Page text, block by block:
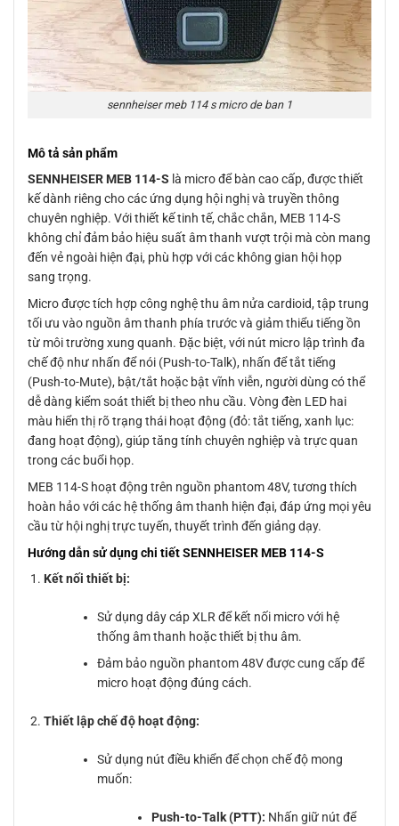
sennheiser meb 114 s micro de ban 1
Mô tả sản phẩm
SENNHEISER MEB 114-S là micro để bàn cao cấp, được thiết
kế dành riêng cho các ứng dụng hội nghị và truyền thông
chuyên nghiệp. Với thiết kế tinh tế, chắc chắn, MEB 114-S
không chỉ đảm bảo hiệu suất âm thanh vượt trội mà còn mang
đến vẻ ngoài hiện đại, phù hợp với các không gian hội họp
sang trọng.
Micro được tích hợp công nghệ thu âm nửa cardioid, tập trung
tối ưu vào nguồn âm thanh phía trước và giảm thiểu tiếng ồn
từ môi trường xung quanh. Đặc biệt, với nút micro lập trình đa
chế độ như nhấn để nói (Push-to-Talk), nhấn để tắt tiếng
(Push-to-Mute), bật/tắt hoặc bật vĩnh viễn, người dùng có thể
dễ dàng kiểm soát thiết bị theo nhu cầu. Vòng đèn LED hai
màu hiển thị rõ trạng thái hoạt động (đỏ: tắt tiếng, xanh lục:
đang hoạt động), giúp tăng tính chuyên nghiệp và trực quan
trong các buổi họp.
MEB 114-S hoạt động trên nguồn phantom 48V, tương thích
hoàn hảo với các hệ thống âm thanh hiện đại, đáp ứng mọi yêu
cầu từ hội nghị trực tuyến, thuyết trình đến giảng dạy.
Hướng dẫn sử dụng chi tiết SENNHEISER MEB 114-S
Kết nối thiết bị:
Sử dụng dây cáp XLR để kết nối micro với hệ
thống âm thanh hoặc thiết bị thu âm.
Đảm bảo nguồn phantom 48V được cung cấp để
micro hoạt động đúng cách.
Thiết lập chế độ hoạt động:
Sử dụng nút điều khiển để chọn chế độ mong
muốn:
Push-to-Talk (PTT): Nhấn giữ nút để